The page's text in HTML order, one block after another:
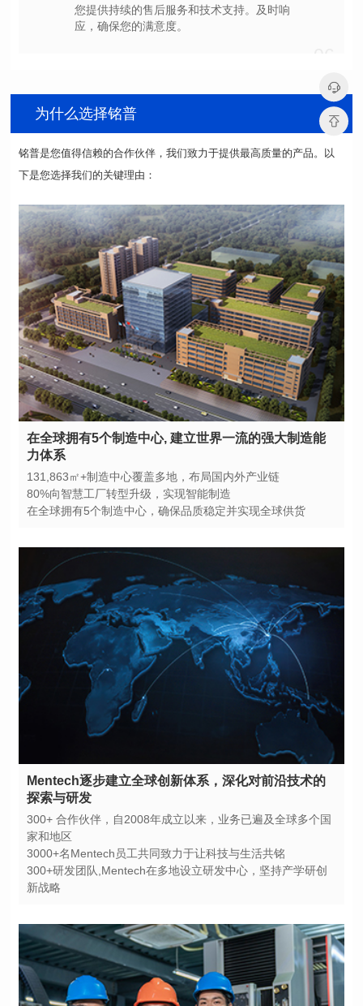
应，确保您的满意度。
为什么选择铭普
下是您选择我们的关键理由：
力体系
131,863㎡+制造中心覆盖多地，布局国内外产业链
80%向智慧工厂转型升级，实现智能制造
在全球拥有5个制造中心，确保品质稳定并实现全球供货
探索与研发
家和地区
3000+名Mentech员工共同致力于让科技与生活共铭
新战略